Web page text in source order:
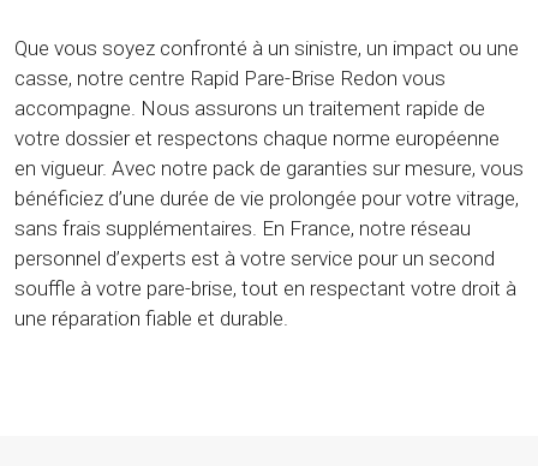
Que vous soyez confronté à un sinistre, un impact ou une
casse, notre centre Rapid Pare-Brise Redon vous
accompagne. Nous assurons un traitement rapide de
votre dossier et respectons chaque norme européenne
en vigueur. Avec notre pack de garanties sur mesure, vous
bénéficiez d’une durée de vie prolongée pour votre vitrage,
sans frais supplémentaires. En France, notre réseau
personnel d’experts est à votre service pour un second
souffle à votre pare-brise, tout en respectant votre droit à
une réparation fiable et durable.